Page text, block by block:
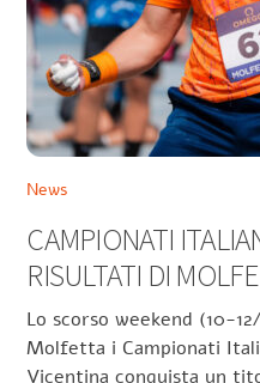
News
CAMPIONATI
RISULTATI DI
Lo scorso weekend (10-
Molfetta i Campionati
Vicentina conquista un